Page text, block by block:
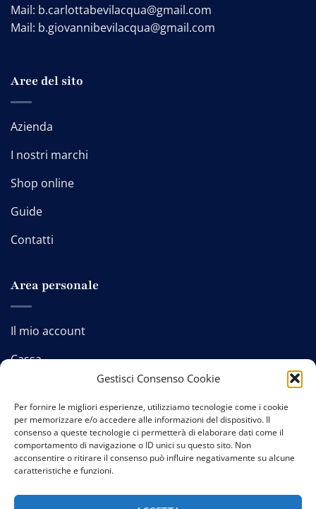
Gestisci Consenso Cookie
Per fornire le migliori esperienze, utilizziamo tecnologie come i cookie
per memorizzare e/o accedere alle informazioni del dispositivo. Il
consenso a queste tecnologie ci permetterà di elaborare dati come il
comportamento di navigazione o ID unici su questo sito. Non
acconsentire o ritirare il consenso può influire negativamente su alcune
caratteristiche e funzioni.
Mail: b.carlottabevilacqua@gmail.com
Mail: b.giovannibevilacqua@gmail.com
Aree del sito
Azienda
I nostri marchi
Shop online
Guide
Contatti
Area personale
Il mio account
Cassa
Contatti-Privacy policy-Cookie policy-Termini e